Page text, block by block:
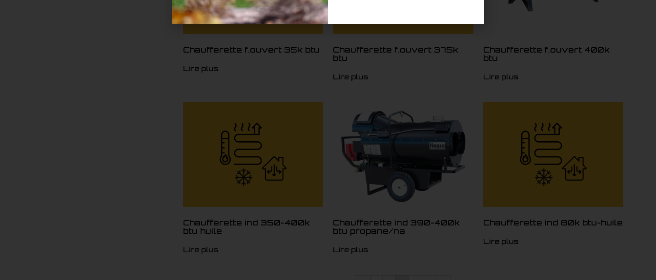
Chaufferette f.ouvert 35k btu
Lire plus
Chaufferette f.ouvert 375k
btu
Lire plus
Chaufferette f.ouvert 400k
btu
Lire plus
Chaufferette ind 350-400k
btu huile
Lire plus
Chaufferette ind 390-400k
btu propane/na
Lire plus
Chaufferette ind 80k btu-huile
Lire plus